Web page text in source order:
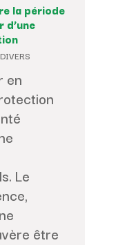
la période
DIVERS
en
Le
être